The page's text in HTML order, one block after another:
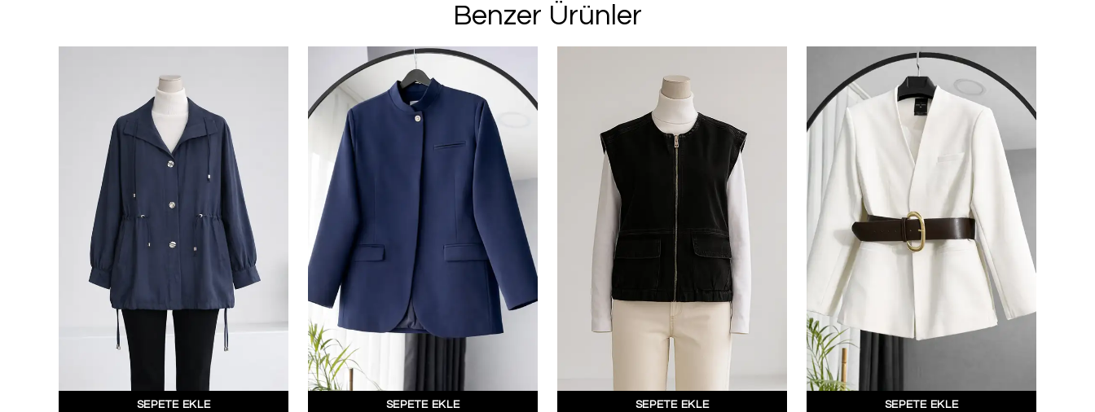
Benzer Ürünler
SEPETE EKLE SEPETE EKLE SEPETE EKLE SEPETE EKLE
E-posta adresinizi girerek pazarlama ve tanıtım ile ilgili iletişim almayı kabul